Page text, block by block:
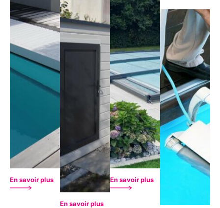
En savoir plus
En savoir plus
En savoir plus